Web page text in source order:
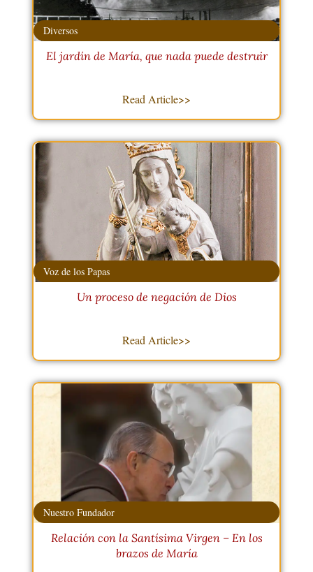
Diversos
El jardín de María, que nada puede destruir
Read Article>>
Voz de los Papas
Un proceso de negación de Dios
Read Article>>
Nuestro Fundador
Relación con la Santísima Virgen – En los
brazos de María